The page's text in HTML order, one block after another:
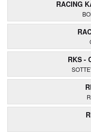
RACING
RKS -